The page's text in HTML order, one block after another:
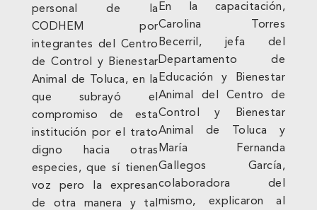
personal de la
CODHEM por
integrantes del Centro
de Control y Bienestar
Animal de Toluca, en la
que subrayó el
compromiso de esta
institución por el trato
digno hacia otras
especies, que sí tienen
voz pero la expresan
de otra manera y tal
En la capacitación,
Carolina Torres
Becerril, jefa del
Departamento de
Educación y Bienestar
Animal del Centro de
Control y Bienestar
Animal de Toluca y
María Fernanda
Gallegos García,
colaboradora del
mismo, explicaron al